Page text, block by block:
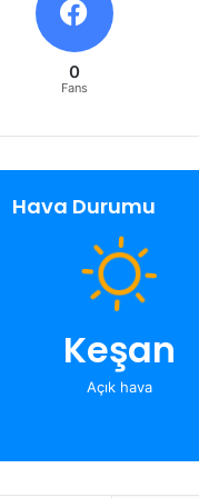
0
Fans
Hava Durumu
Keşan
Açık hava